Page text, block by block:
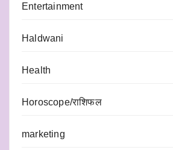
Entertainment
Haldwani
Health
Horoscope/राशिफल
marketing